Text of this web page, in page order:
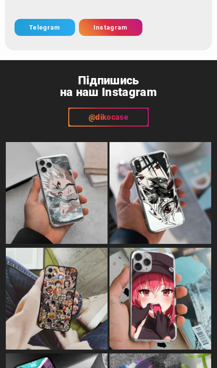
Telegram Instagram
Підпишись
на наш Instagram
@dikocase